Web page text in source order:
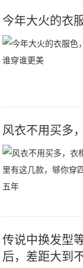
今年大火的衣
风衣不用买多
传说中换发型
后，差距大到